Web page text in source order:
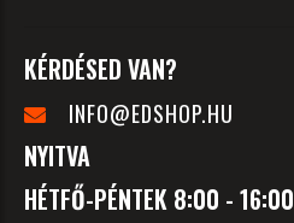
KÉRDÉSED VAN?
INFO@EDSHOP.HU
NYITVA
HÉTFŐ-PÉNTEK 8:00 - 16:00